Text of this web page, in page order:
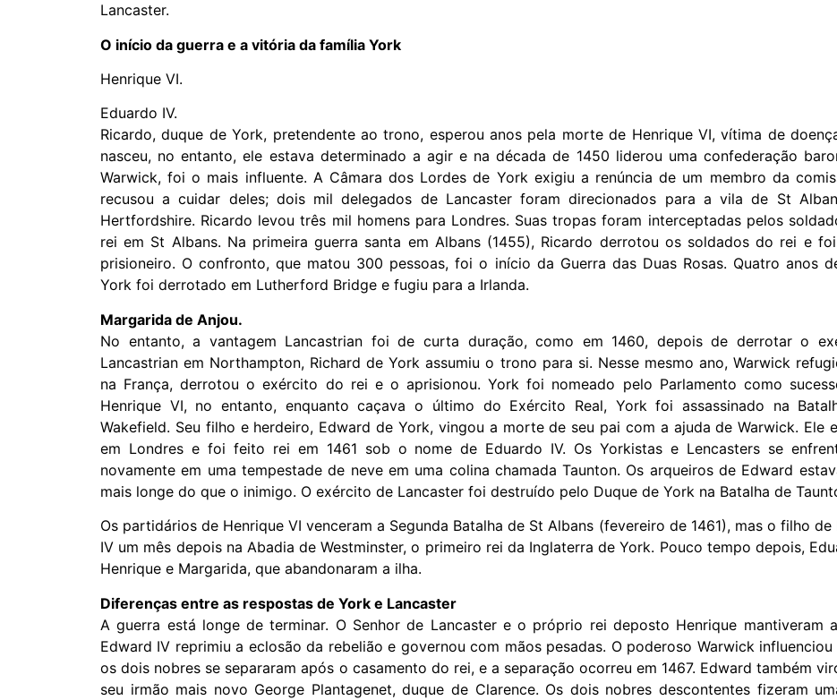
Lancaster.
O início da guerra e a vitória da família York
Henrique VI.
Eduardo IV.
Ricardo, duque de York, pretendente ao trono, esperou anos pela morte de Henrique VI, vítima de
nasceu, no entanto, ele estava determinado a agir e na década de 1450 liderou uma confederação
Warwick, foi o mais influente. A Câmara dos Lordes de York exigiu a renúncia de um membro da
recusou a cuidar deles; dois mil delegados de Lancaster foram direcionados para a vila de St
Hertfordshire. Ricardo levou três mil homens para Londres. Suas tropas foram interceptadas pelos
rei em St Albans. Na primeira guerra santa em Albans (1455), Ricardo derrotou os soldados do rei e
prisioneiro. O confronto, que matou 300 pessoas, foi o início da Guerra das Duas Rosas. Quatro anos
York foi derrotado em Lutherford Bridge e fugiu para a Irlanda.
Margarida de Anjou.
No entanto, a vantagem Lancastrian foi de curta duração, como em 1460, depois de derrotar o
Lancastrian em Northampton, Richard de York assumiu o trono para si. Nesse mesmo ano, Warwick
na França, derrotou o exército do rei e o aprisionou. York foi nomeado pelo Parlamento como
Henrique VI, no entanto, enquanto caçava o último do Exército Real, York foi assassinado na
Wakefield. Seu filho e herdeiro, Edward de York, vingou a morte de seu pai com a ajuda de Warwick. Ele
em Londres e foi feito rei em 1461 sob o nome de Eduardo IV. Os Yorkistas e Lencasters se
novamente em uma tempestade de neve em uma colina chamada Taunton. Os arqueiros de Edward
mais longe do que o inimigo. O exército de Lancaster foi destruído pelo Duque de York na Batalha de
Os partidários de Henrique VI venceram a Segunda Batalha de St Albans (fevereiro de 1461), mas o filho
IV um mês depois na Abadia de Westminster, o primeiro rei da Inglaterra de York. Pouco tempo depois,
Henrique e Margarida, que abandonaram a ilha.
Diferenças entre as respostas de York e Lancaster
A guerra está longe de terminar. O Senhor de Lancaster e o próprio rei deposto Henrique mantiveram
Edward IV reprimiu a eclosão da rebelião e governou com mãos pesadas. O poderoso Warwick
os dois nobres se separaram após o casamento do rei, e a separação ocorreu em 1467. Edward também
seu irmão mais novo George Plantagenet, duque de Clarence. Os dois nobres descontentes fizeram